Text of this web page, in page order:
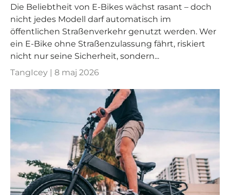
Die Beliebtheit von E-Bikes wächst rasant – doch
nicht jedes Modell darf automatisch im
öffentlichen Straßenverkehr genutzt werden. Wer
ein E-Bike ohne Straßenzulassung fährt, riskiert
nicht nur seine Sicherheit, sondern...
TangIcey | 8 maj 2026